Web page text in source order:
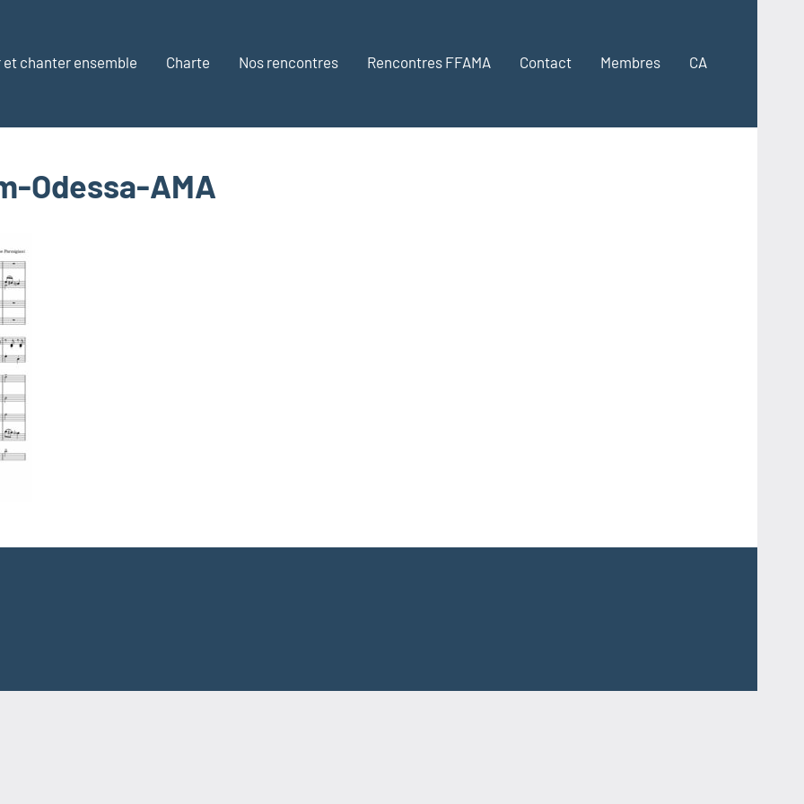
chanter ensemble Charte Nos rencontres Rencontres FFAMA Contact Membres CA
Odessa-AMA